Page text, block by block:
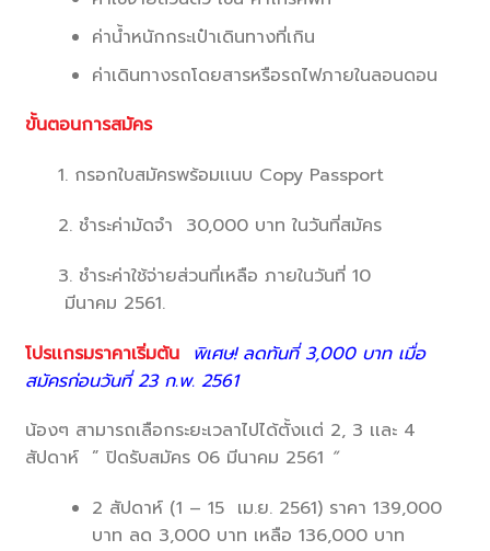
ค่าน้ำหนักกระเป๋าเดินทางที่เกิน
ค่าเดินทางรถโดยสารหรือรถไฟภายในลอนดอน
ขั้นตอนการสมัคร
1. กรอกใบสมัครพร้อมเเนบ Copy Passport
2. ชำระค่ามัดจำ 30,000 บาท ในวันที่สมัคร
3. ชำระค่าใช้จ่ายส่วนที่เหลือ ภายในวันที่ 10
มีนาคม 2561.
โปรเเกรมราคาเริ่มต้น พิเศษ! ลดทันที่ 3,000 บาท เมื่อ
สมัครก่อนวันที่ 23 ก.พ. 2561
น้องๆ สามารถเลือกระยะเวลาไปได้ตั้งเเต่ 2, 3 เเละ 4
สัปดาห์ ” ปิดรับสมัคร 06 มีนาคม 2561 ”
2 สัปดาห์ (1 – 15 เม.ย. 2561) ราคา 139,000
บาท ลด 3,000 บาท เหลือ 136,000 บาท